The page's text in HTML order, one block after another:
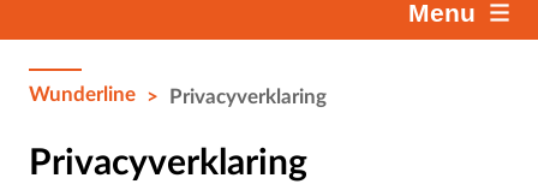
Menu
Wunderline > Privacyverklaring
Privacyverklaring